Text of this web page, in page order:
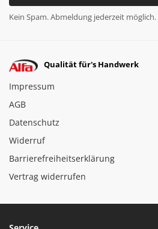
Kein Spam. Abmeldung jederzeit möglich.
Qualität für's Handwerk
Impressum
AGB
Datenschutz
Widerruf
Barrierefreiheitserklärung
Vertrag widerrufen